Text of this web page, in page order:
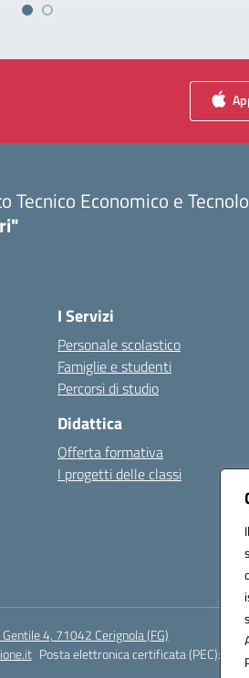
Economico e
I Servizi
Personale scolastico
Famiglie e studenti
Percorsi di studio
Didattica
Offerta formativa
I progetti delle classi
Gentile 4, 71042 Cerignola (FG)
Posta elettronica certificata (PEC):